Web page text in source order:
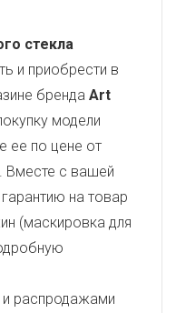
стекла
и приобрести в
бренда Art
модели
ее по цене от
Вместе с вашей
на товар
(маскировка для
и распродажами